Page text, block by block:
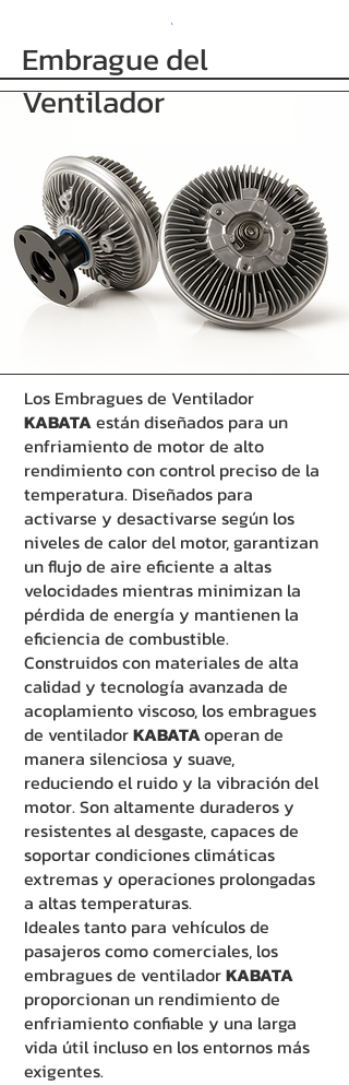
Embrague del
Ventilador
Los Embragues de Ventilador
KABATAestán diseñados para un
enfriamiento de motor de alto
rendimiento con control preciso de la
temperatura. Diseñados para
activarse y desactivarse según los
niveles de calor del motor, garantizan
un flujo de aire eficiente a altas
velocidades mientras minimizan la
pérdida de energía y mantienen la
eficiencia de combustible.
Construidos con materiales de alta
calidad y tecnología avanzada de
acoplamiento viscoso, los embragues
de ventiladorKABATAoperan de
manera silenciosa y suave,
reduciendo el ruido y la vibración del
motor. Son altamente duraderos y
resistentes al desgaste, capaces de
soportar condiciones climáticas
extremas y operaciones prolongadas
a altas temperaturas.
Ideales tanto para vehículos de
pasajeros como comerciales, los
embragues de ventiladorKABATA
proporcionan un rendimiento de
enfriamiento confiable y una larga
vida útil incluso en los entornos más
exigentes.